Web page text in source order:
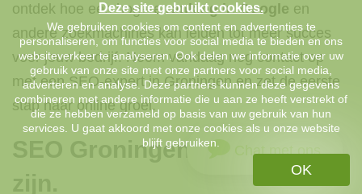
ontdek hoe een hogereranking in Google en
andere zoekmachines kan leiden tot meer succes
voor jouw bedrijf. Neem vandaag nog contact op
met een SEO-expert in Groningen en zet de eerste
stap naar online groei.
SEO Groningen kan duur
zijn.
Chat met ons
Deze site gebruikt cookies.
We gebruiken cookies om content en advertenties te
personaliseren, om functies voor social media te bieden en ons
websiteverkeer te analyseren. Ook delen we informatie over uw
gebruik van onze site met onze partners voor social media,
adverteren en analyse. Deze partners kunnen deze gegevens
combineren met andere informatie die u aan ze heeft verstrekt of
die ze hebben verzameld op basis van uw gebruik van hun
services. U gaat akkoord met onze cookies als u onze website
blijft gebruiken.
OK